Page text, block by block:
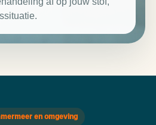
en omgeving